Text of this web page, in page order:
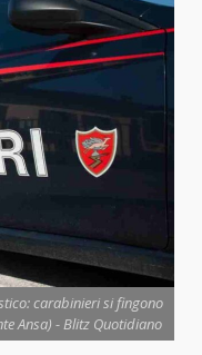
carabinieri si fingono
Ansa) - Blitz Quotidiano